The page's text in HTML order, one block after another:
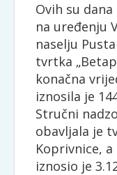
Ovih su
na uređenju
naselju
tvrtka
konačna
iznosila je
Stručni
obavljala je
Koprivnice,
iznosio je